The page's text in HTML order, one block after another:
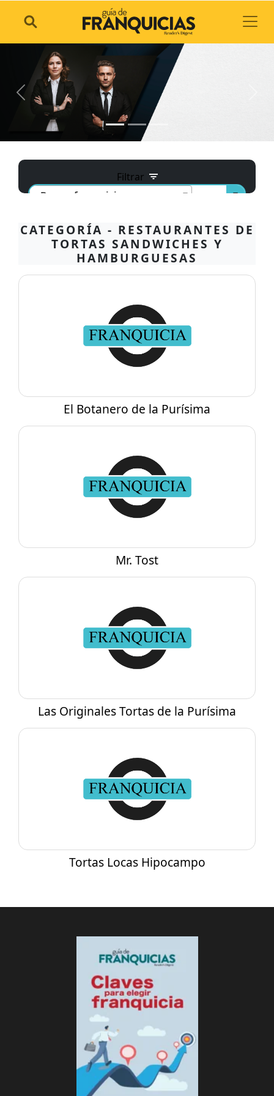
Previous
Filtrar
- Buscar franquicia -
Busqueda por categorias
Alimentos y bebidas
Automotor
Educación, capacitación y coaching
Entretenimiento, recreación y eventos
Salud y bienestar
Servicios especializados
CATEGORÍA - RESTAURANTES DE
TORTAS SANDWICHES Y
HAMBURGUESAS
El Botanero de la Purísima
Mr. Tost
Las Originales Tortas de la Purísima
Tortas Locas Hipocampo